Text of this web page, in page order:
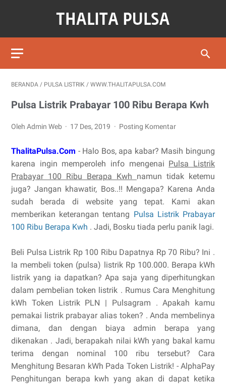
BERANDA / PULSA LISTRIK / WWW.THALITAPULSA.COM
Pulsa Listrik Prabayar 100 Ribu Berapa Kwh
Oleh Admin Web 17 Des, 2019 Posting Komentar
ThalitaPulsa.Com - Halo Bos, apa kabar? Masih bingung
karena ingin memperoleh info mengenai Pulsa Listrik
Prabayar 100 Ribu Berapa Kwh namun tidak ketemu
juga? Jangan khawatir, Bos..!! Mengapa? Karena Anda
sudah berada di website yang tepat. Kami akan
memberikan keterangan tentang Pulsa Listrik Prabayar
100 Ribu Berapa Kwh . Jadi, Bosku tiada perlu panik lagi.
Beli Pulsa Listrik Rp 100 Ribu Dapatnya Rp 70 Ribu? Ini .
Ia membeli token (pulsa) listrik Rp 100.000. Berapa kWh
listrik yang ia dapatkan? Apa saja yang diperhitungkan
dalam pembelian token listrik . Rumus Cara Menghitung
kWh Token Listrik PLN | Pulsagram . Apakah kamu
pemakai listrik prabayar alias token? . Anda membelinya
dimana, dan dengan biaya admin berapa yang
dikenakan . Jadi, berapakah nilai kWh yang bakal kamu
terima dengan nominal 100 ribu tersebut? Cara
Menghitung Besaran kWh Pada Token Listrik! - AlphaPay
Penghitungan berapa kwh yang akan di dapat ketika